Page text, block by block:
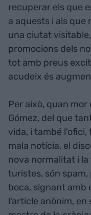
recuperar els que
a aquests i als que
una ciutat
promocions dels
tot amb preus
acudeix és
Per això, quan
Gómez, del que
vida, i també
mala notícia, el
nova normalitat i
turistes, són spam,
boca, signant amb
l'article anònim, en